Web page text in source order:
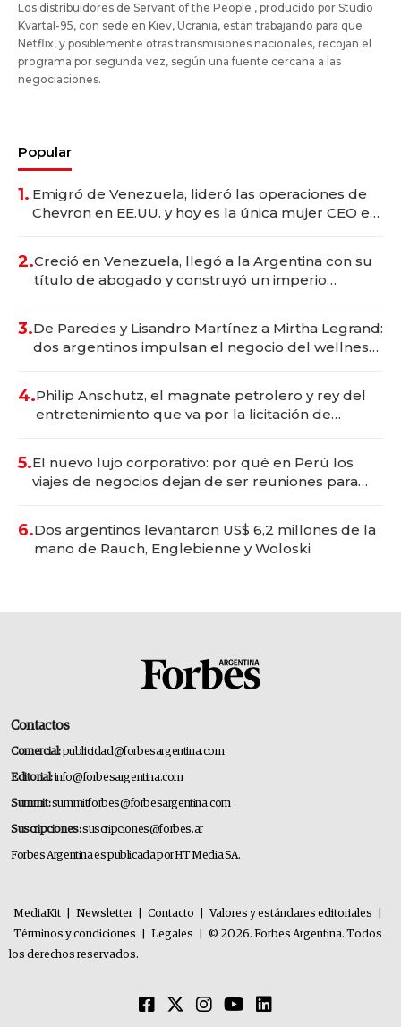
Los distribuidores de Servant of the People , producido por Studio
Kvartal-95, con sede en Kiev, Ucrania, están trabajando para que
Netflix, y posiblemente otras transmisiones nacionales, recojan el
programa por segunda vez, según una fuente cercana a las
negociaciones.
Popular
1. Emigró de Venezuela, lideró las operaciones de
Chevron en EE.UU. y hoy es la única mujer CEO en
2.Creció en Venezuela, llegó a la Argentina con su
título de abogado y construyó un imperio
3.De Paredes y Lisandro Martínez a Mirtha Legrand:
dos argentinos impulsan el negocio del wellness
4.Philip Anschutz, el magnate petrolero y rey del
entretenimiento que va por la licitación de
5.El nuevo lujo corporativo: por qué en Perú los
viajes de negocios dejan de ser reuniones para
6.Dos argentinos levantaron US$ 6,2 millones de la
mano de Rauch, Englebienne y Woloski
Contactos
Comercial:publicidad@forbesargentina.com
Editorial:info@forbesargentina.com
Summit:summitforbes@forbesargentina.com
Suscripciones:suscripciones@forbes.ar
Forbes Argentina es publicada por HT Media SA.
MediaKit Newsletter Contacto Valores y estándares editoriales
Términos y condiciones
Legales
© 2026. Forbes Argentina. Todos
los derechos reservados.